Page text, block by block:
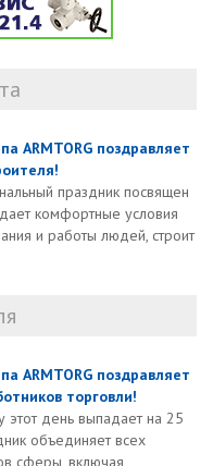
ARMTORG поздравляет
праздник посвящен
комфортные условия
и работы людей, строит
ARMTORG поздравляет
торговли!
этот день выпадает на 25
объединяет всех
сферы, включая